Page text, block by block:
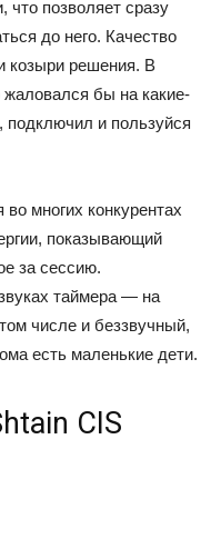
что позволяет сразу
до него. Качество
козыри решения. В
бы на какие-
и пользуйся
многих конкурентах
показывающий
за сессию.
таймера — на
числе и беззвучный,
есть маленькие дети.
CIS